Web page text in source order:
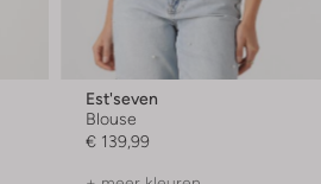
Est'seven
Blouse
€ 139,99